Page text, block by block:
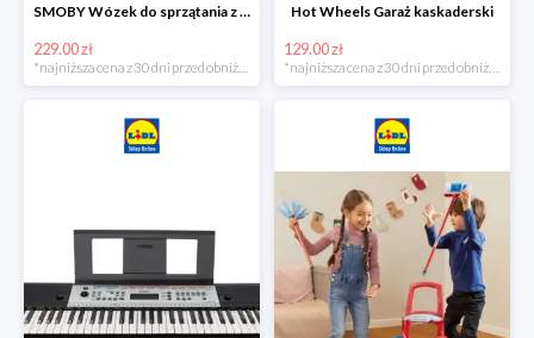
SMOBY Wózek do sprzątania z odkurzaczem
229.00 zł
Hot Wheels Garaż kaskaderski
129.00 zł